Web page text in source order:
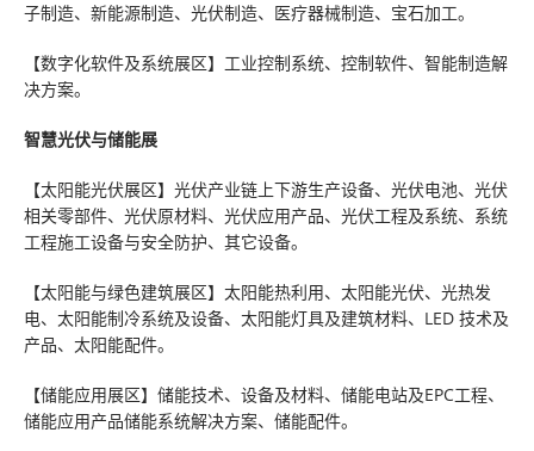
子制造、新能源制造、光伏制造、医疗器械制造、宝石加工。
【数字化软件及系统展区】工业控制系统、控制软件、智能制造解
决方案。
智慧光伏与储能展
【太阳能光伏展区】光伏产业链上下游生产设备、光伏电池、光伏
相关零部件、光伏原材料、光伏应用产品、光伏工程及系统、系统
工程施工设备与安全防护、其它设备。
【太阳能与绿色建筑展区】太阳能热利用、太阳能光伏、光热发
电、太阳能制冷系统及设备、太阳能灯具及建筑材料、LED 技术及
产品、太阳能配件。
【储能应用展区】储能技术、设备及材料、储能电站及EPC工程、
储能应用产品储能系统解决方案、储能配件。